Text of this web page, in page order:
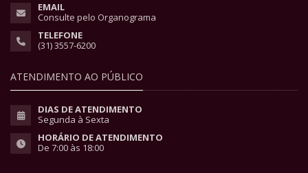
EMAIL
Consulte pelo Organograma
TELEFONE
(31) 3557-6200
ATENDIMENTO AO PÚBLICO
DIAS DE ATENDIMENTO
Segunda à Sexta
HORÁRIO DE ATENDIMENTO
De 7:00 às 18:00